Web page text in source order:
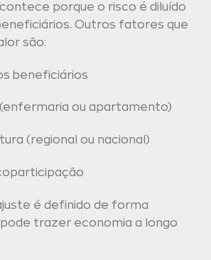
porque o risco é diluído
Outros fatores que
são:
beneficiários
ou apartamento)
(regional ou nacional)
é definido de forma
trazer economia a longo